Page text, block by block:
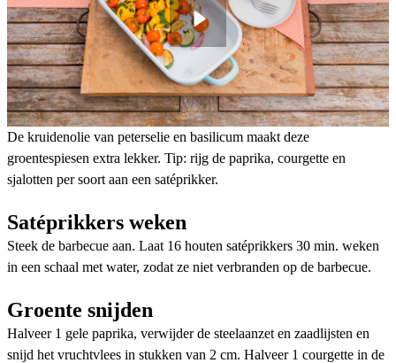
De kruidenolie van peterselie en basilicum maakt deze
groentespiesen extra lekker. Tip: rijg de paprika, courgette en
sjalotten per soort aan een satéprikker.
Satéprikkers weken
Steek de barbecue aan. Laat 16 houten satéprikkers 30 min. weken
in een schaal met water, zodat ze niet verbranden op de barbecue.
Groente snijden
Halveer 1 gele paprika, verwijder de steelaanzet en zaadlijsten en
snijd het vruchtvlees in stukken van 2 cm. Halveer 1 courgette in de